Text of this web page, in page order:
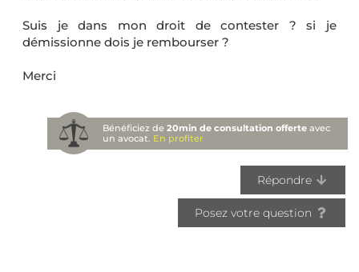
Suis je dans mon droit de contester ? si je
démissionne dois je rembourser ?
Merci
Bénéficiez de20min de consultation offerte avec
un avocat. En profiter
Répondre
Posez votre question